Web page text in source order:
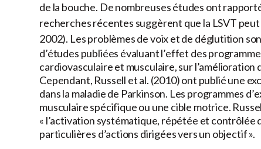
de la bouche. De nombreuses études ont
recherches récentes suggèrent que la LSVT
2002). Les problèmes de voix et de déglutition
d’études publiées évaluant l’effet des
cardiovasculaire et musculaire, sur l’amélioration
Cependant, Russell et al. (2010) ont publié une
dans la maladie de Parkinson. Les programmes
musculaire spécifique ou une cible motrice.
« l’activation systématique, répétée et contrôlée
particulières d’actions dirigées vers un objectif ».